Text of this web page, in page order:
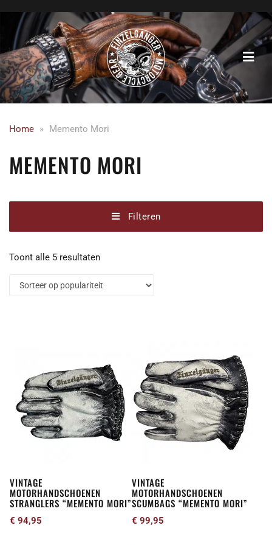
Home » Memento Mori
MEMENTO MORI
Filteren
Toont alle 5 resultatenGesorteerd
op
populariteit
VINTAGE
MOTORHANDSCHOENEN
STRANGLERS “MEMENTO MORI”
€ 94,95
heeft
meerdere
variaties.
Deze
worden
op
de
VINTAGE
MOTORHANDSCHOENEN
SCUMBAGS “MEMENTO MORI”
€ 99,95
product
heeft
meerdere
variaties.
Deze
optie
worden
op
de